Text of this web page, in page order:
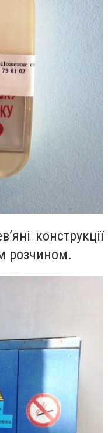
конструкції
розчином.